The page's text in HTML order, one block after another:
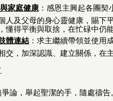
家庭健康 ：感恩主興起各團
人及父母的身心靈健康，賜下
懂得平衡與取捨，在忙碌中仍
體連結 ：求主繼續帶領並使用
交，加深認識、建立關係，在
爭論，舉起聖潔的手，隨處禱